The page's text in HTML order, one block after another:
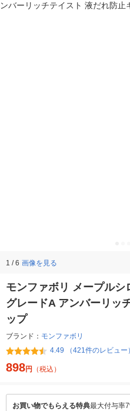
1 / 6 画像を見る
モンファボリ メープル
グレードA アンバーリッ
ップ
ブランド： モンファボリ
4.49 （421件のレビュー）
898円 （税込）
お買い物でもらえる特典最大付与率